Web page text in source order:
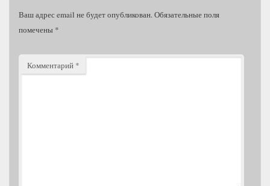
Ваш адрес email не будет опубликован.Обязательные поля
помечены *
Комментарий *